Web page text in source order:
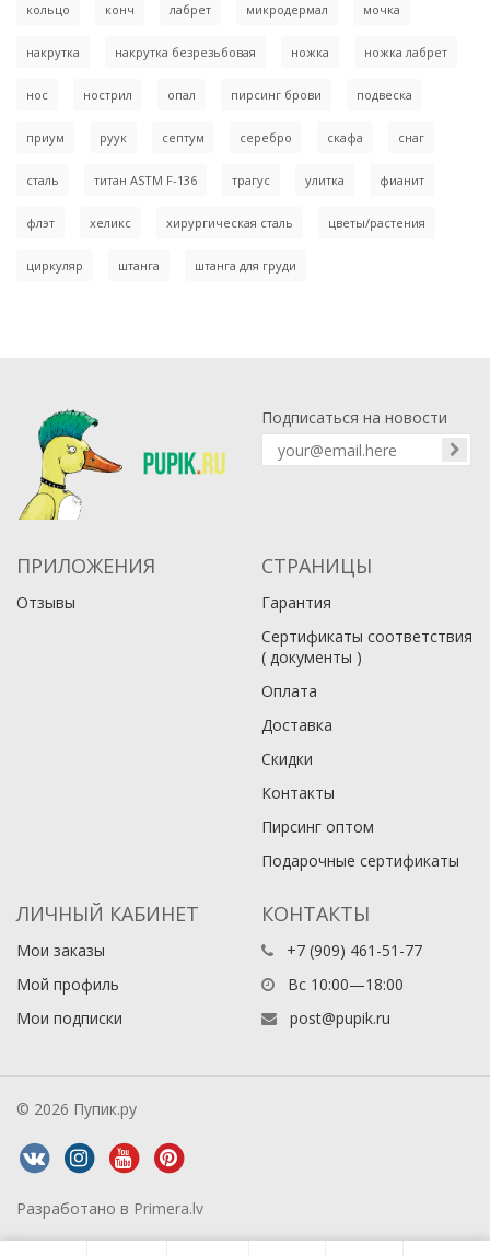
кольцо конч лабрет микродермал мочка
накрутка накрутка безрезьбовая ножка ножка лабрет
нос нострил опал пирсинг брови подвеска
приум руук септум серебро скафа снаг
сталь титан ASTM F-136 трагус улитка фианит
флэт хеликс хирургическая сталь цветы/растения
циркуляр штанга штанга для груди
Подписаться на новости
ПРИЛОЖЕНИЯ
Отзывы
СТРАНИЦЫ
Гарантия
Сертификаты соответствия
( документы )
Оплата
Доставка
Скидки
Контакты
Пирсинг оптом
Подарочные сертификаты
ЛИЧНЫЙ КАБИНЕТ
Мои заказы
Мой профиль
Мои подписки
КОНТАКТЫ
+7 (909) 461-51-77
Вс 10:00—18:00
post@pupik.ru
© 2026 Пупик.ру
Разработано в Primera.lv